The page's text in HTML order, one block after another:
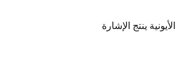
ينتج الإشارة